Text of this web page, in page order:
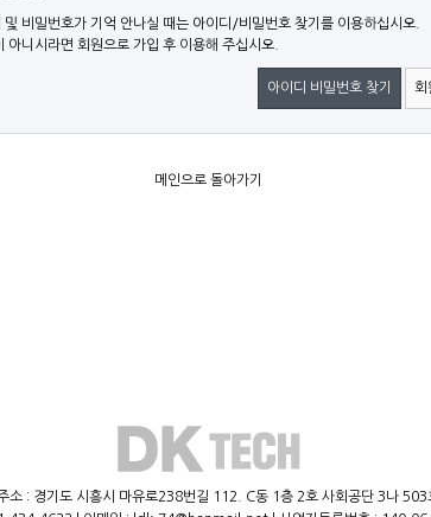
및 비밀번호가 기억 안나실 때는 아이디/비밀번호 찾기를 이용하십시오.
아니시라면 회원으로 가입 후 이용해 주십시오.
아이디 비밀번호 찾기 회
메인으로 돌아가기
소 : 경기도 시흥시 마유로238번길 112. C동 1층 2호 사회공단 3나